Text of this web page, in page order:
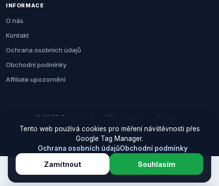
INFORMACE
O nás
Kontakt
Ochrana osobních údajů
Obchodní podmínky
Affiliate upozornění
© 2026 Zemezvirat.cz. Všechna práva vyhrazena.
Za nákup přes naše odkazy můžeme získat provizi. Cenu pro vás to
neovlivní.
Tento web používá cookies pro měření návštěvnosti přes
Google Tag Manager.
Ochrana osobních údajůObchodní podmínky
Zamítnout Souhlasím